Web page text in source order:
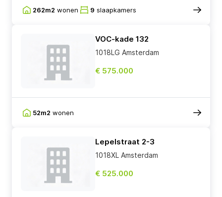
262m2 wonen 9 slaapkamers
VOC-kade 132
1018LG Amsterdam
€ 575.000
52m2 wonen
Lepelstraat 2-3
1018XL Amsterdam
€ 525.000